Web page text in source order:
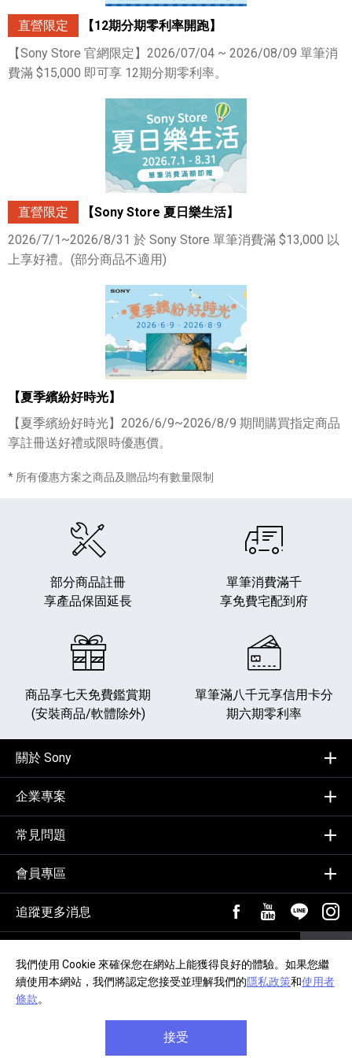
我們使用 Cookie 來確保您在網站上能獲得良好的體驗。如果您繼
續使用本網站，我們將認定您接受並理解我們的隱私政策和使用者
條款。
接受
直營限定
【12期分期零利率開跑】
【Sony Store 官網限定】2026/07/04 ~ 2026/08/09 單筆消
費滿 $15,000 即可享 12期分期零利率。
直營限定
【Sony Store 夏日樂生活】
2026/7/1~2026/8/31 於 Sony Store 單筆消費滿 $13,000 以
上享好禮。(部分商品不適用)
【夏季繽紛好時光】
【夏季繽紛好時光】2026/6/9~2026/8/9 期間購買指定商品
享註冊送好禮或限時優惠價。
* 所有優惠方案之商品及贈品均有數量限制
部分商品註冊
享產品保固延長
單筆消費滿千
享免費宅配到府
商品享七天免費鑑賞期
(安裝商品/軟體除外)
單筆滿八千元享信用卡分
期六期零利率
關於 Sony
企業專案
常見問題
會員專區
追蹤更多消息
FB粉絲專頁[另開新
YouTube頻道[
加入 追
輸入Email，訂閱電子報
隱私政策
Copyright © 2020, Sony Taiwan Ltd. All Rights Reserved.